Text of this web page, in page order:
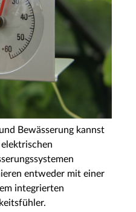
Bewässerung kannst
entweder mit einer
integrierten